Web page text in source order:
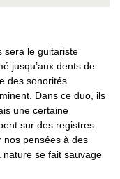
sera le guitariste
jusqu’aux dents de
des sonorités
Dans ce duo, ils
une certaine
sur des registres
nos pensées à des
nature se fait sauvage